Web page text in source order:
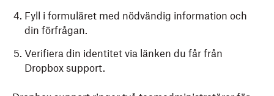
Fyll i formuläret med nödvändig information och
din förfrågan.
Verifiera din identitet via länken du får från
Dropbox support.